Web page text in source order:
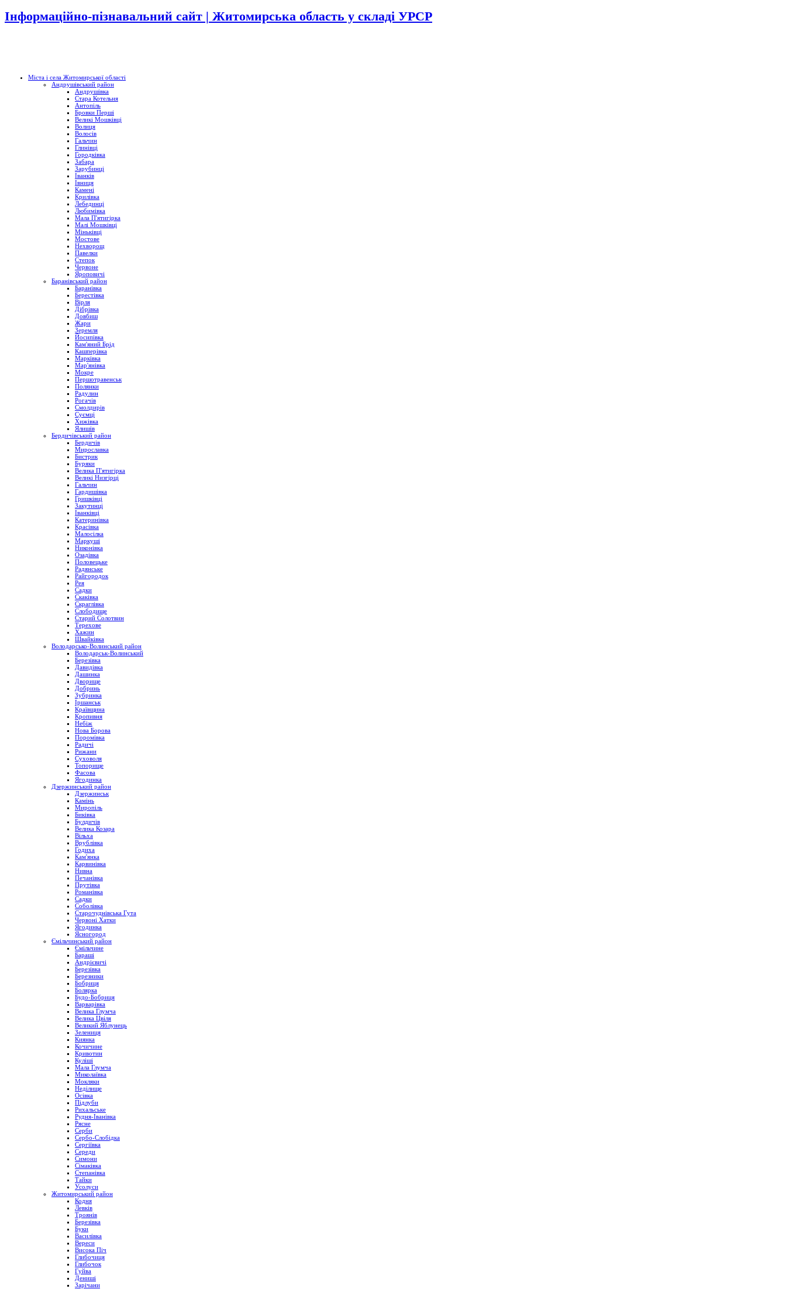
Інформаційно-пізнавальний сайт | Житомирська область у складі УРСР
Міста і села Житомирської області
Андрушівський район
Андрушівка
Стара Котельня
Антопіль
Бровки Перші
Великі Мошківці
Волиця
Волосів
Гальчин
Глинівці
Городківка
Забара
Зарубинці
Іванків
Івниця
Камені
Крилівка
Лебединці
Любимівка
Мала П'ятигірка
Малі Мошківці
Міньківці
Мостове
Нехворощ
Павелки
Степок
Червоне
Яроповичі
Баранівський район
Баранівка
Берестівка
Вірля
Дібрівка
Довбиш
Жари
Зеремля
Йосипівка
Кам'яний Брід
Кашперівка
Марківка
Мар'янівка
Мокре
Першотравенськ
Полянки
Радулин
Рогачів
Смолдирів
Суємці
Хижівка
Ялишів
Бердичівський район
Бердичів
Мирославка
Бистрик
Буряки
Велика П'ятигірка
Великі Низгірці
Гальчин
Гардишівка
Гришківці
Закутинці
Іванківці
Катеринівка
Красівка
Малосілка
Маркуші
Никонівка
Озадівка
Половецьке
Радянське
Райгородок
Рея
Садки
Скаківка
Скраглівка
Слободище
Старий Солотвин
Терехове
Хажин
Швайківка
Володарсько-Волинський район
Володарськ-Волинський
Березівка
Давидівка
Дашинка
Дворище
Добринь
Зубринка
Іршанськ
Краївщина
Кропивня
Небіж
Нова Борова
Поромівка
Радичі
Рижани
Суховоля
Топорище
Фасова
Ягодинка
Дзержинський район
Дзержинськ
Камінь
Миропіль
Биківка
Булдичів
Велика Козара
Вільха
Врублівка
Годиха
Кам'янка
Карвинівка
Нивна
Печанівка
Прутівка
Романівка
Садки
Соболівка
Старочуднівська Гута
Червоні Хатки
Ягодинка
Ясногород
Ємільчинський район
Ємільчине
Бараші
Андрієвичі
Березівка
Березники
Бобриця
Болярка
Будо-Бобриця
Варварівка
Велика Глумча
Велика Цвіля
Великий Яблунець
Зелениця
Киянка
Кочичине
Кривотин
Куліші
Мала Глумча
Миколаївка
Мокляки
Неділище
Осівка
Підлуби
Рихальське
Рудня-Іванівка
Рясне
Серби
Сербо-Слобідка
Сергіївка
Середи
Симони
Сімаківка
Степанівка
Тайки
Усолуси
Житомирський район
Кодня
Левків
Троянів
Березівка
Буки
Василівка
Вереси
Висока Піч
Глибочиця
Глибочок
Гуйва
Дениші
Зарічани